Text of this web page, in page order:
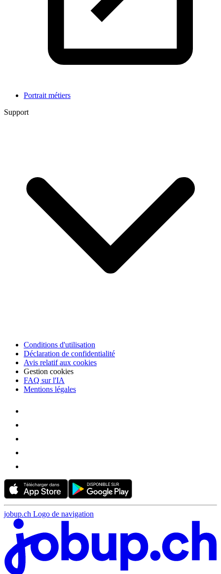
Portrait métiers
Support
Conditions d'utilisation
Déclaration de confidentialité
Avis relatif aux cookies
Gestion cookies
FAQ sur l'IA
Mentions légales
jobup.ch Logo de navigation